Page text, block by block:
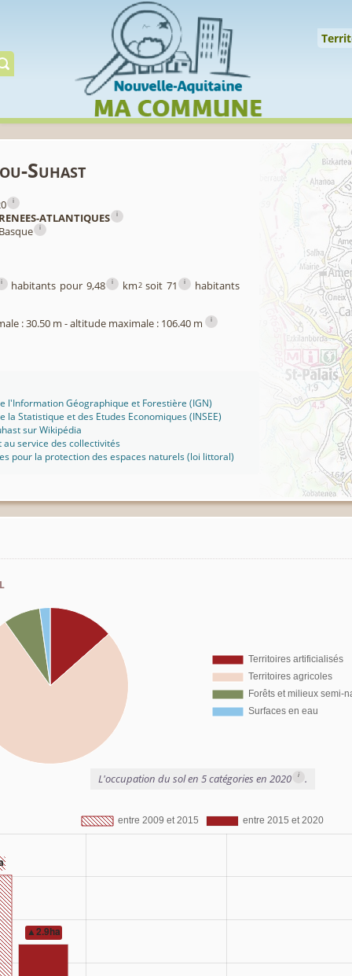
Gérer préserver
Suhast
i
ATLANTIQUES i
i
i habitants pour 9,48 i km2soit 71 i habitants
: 30.50 m - altitude maximale : 106.40 m i
l'Information Géographique et Forestière (IGN)
la Statistique et des Etudes Economiques (INSEE)
sur Wikipédia
au service des collectivités
pour la protection des espaces naturels (loi littoral)
L'occupation du sol en 5 catégories en 2020 i .
Cookies management panel